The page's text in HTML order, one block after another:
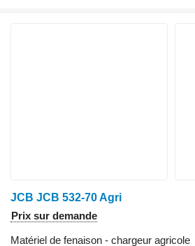
JCB JCB 532-70 Agri
Prix sur demande
Matériel de fenaison - chargeur agricole